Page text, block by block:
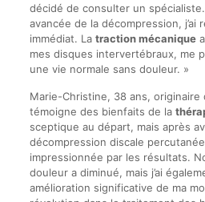
décidé de consulter un
avancée de la décompression, j’ai
immédiat. La traction mécaniquea
mes disques intervertébraux, me
une vie normale sans douleur. »
Marie-Christine, 38 ans, originaire
témoigne des bienfaits de la
sceptique au départ, mais après
décompression discale percutanée
impressionnée par les résultats.
douleur a diminué, mais j’ai
amélioration significative de ma